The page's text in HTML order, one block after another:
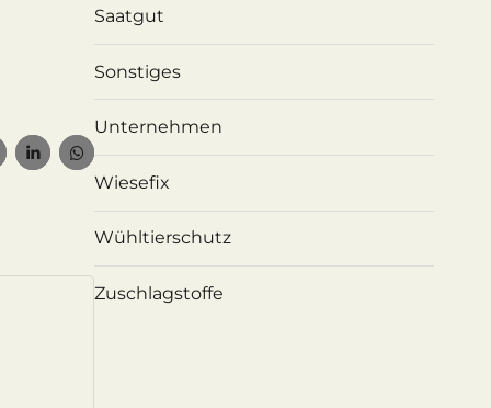
Saatgut
Sonstiges
Unternehmen
Wiesefix
Wühltierschutz
Zuschlagstoffe